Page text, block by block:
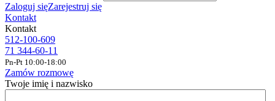
Zaloguj sięZarejestruj się
Kontakt
Kontakt
512-100-609
71 344-60-11
Pn-Pt 10:00-18:00
Zamów rozmowę
Twoje imię i nazwisko